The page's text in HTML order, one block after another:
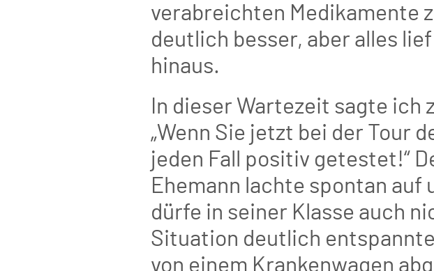
verabreichten Medikamente
deutlich besser, aber alles
hinaus.
In dieser Wartezeit sagte ich
„Wenn Sie jetzt bei der Tour
jeden Fall positiv getestet!“
Ehemann lachte spontan
dürfe in seiner Klasse auch
Situation deutlich
von einem Krankenwagen